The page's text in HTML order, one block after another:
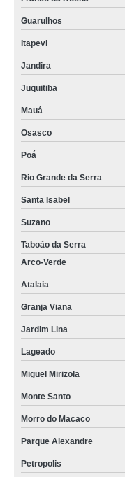
Guarulhos
Itapevi
Jandira
Juquitiba
Mauá
Osasco
Poá
Rio Grande da Serra
Santa Isabel
Suzano
Taboão da Serra
Arco-Verde
Atalaia
Granja Viana
Jardim Lina
Lageado
Miguel Mirizola
Monte Santo
Morro do Macaco
Parque Alexandre
Petropolis